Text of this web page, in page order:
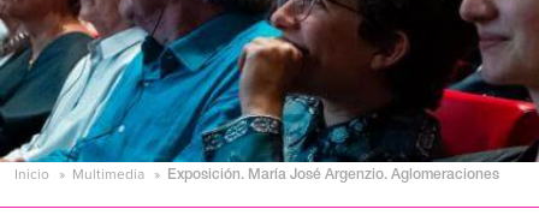
Inicio Multimedia Exposición. María José Argenzio. Aglomeraciones